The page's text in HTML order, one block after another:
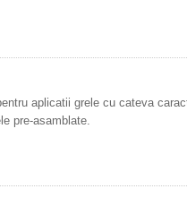
aplicatii grele cu cateva
pre-asamblate.